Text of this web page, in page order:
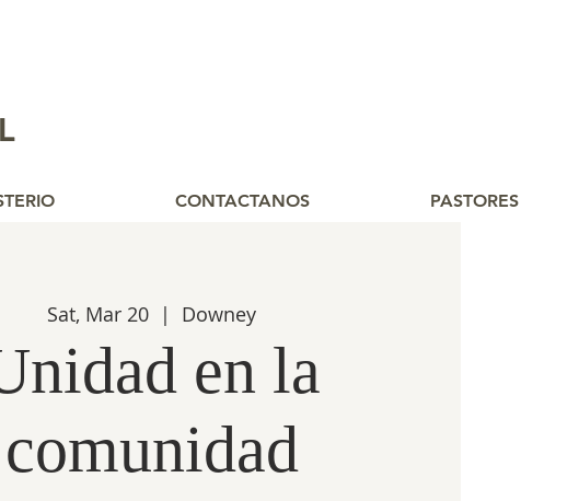
CONTACTANOS PASTORES
Sat, Mar 20
  |
Downey
en la
comunidad